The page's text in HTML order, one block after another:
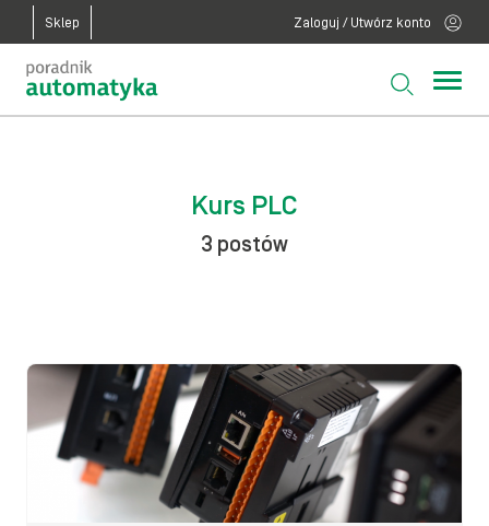
Sklep Zaloguj / Utwórz konto
Kurs PLC
3 postów